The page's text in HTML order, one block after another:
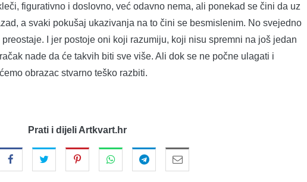
figurativno i doslovno, već odavno nema, ali ponekad se čini da uz
a svaki pokušaj ukazivanja na to čini se besmislenim. No svejedno
I jer postoje oni koji razumiju, koji nisu spremni na još jedan
nade da će takvih biti sve više. Ali dok se ne počne ulagati i
obrazac stvarno teško razbiti.
Prati i dijeli Artkvart.hr